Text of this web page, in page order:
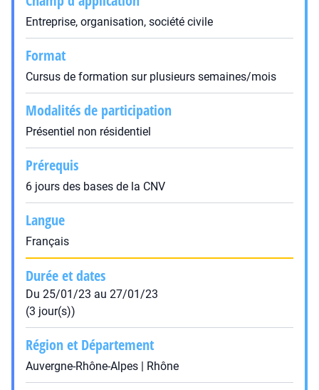
Entreprise, organisation, société civile
Format
Cursus de formation sur plusieurs semaines/mois
Modalités de participation
Présentiel non résidentiel
Prérequis
6 jours des bases de la CNV
Langue
Français
Durée et dates
Du 25/01/23 au 27/01/23
(3 jour(s))
Région et Département
Auvergne-Rhône-Alpes | Rhône